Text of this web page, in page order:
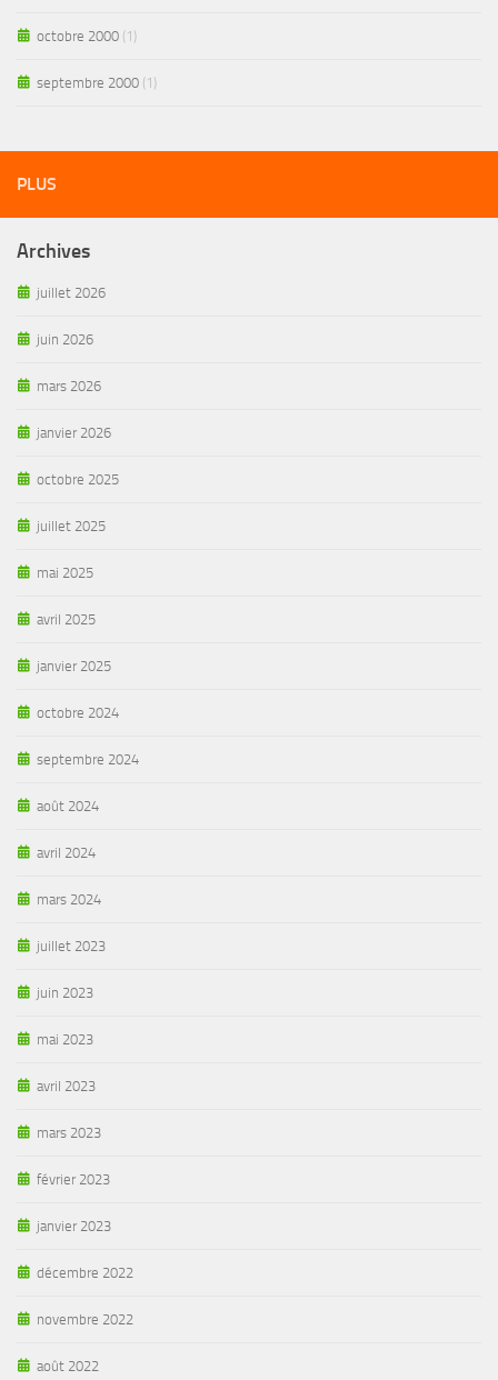
octobre 2000 (1)
septembre 2000 (1)
PLUS
Archives
juillet 2026
juin 2026
mars 2026
janvier 2026
octobre 2025
juillet 2025
mai 2025
avril 2025
janvier 2025
octobre 2024
septembre 2024
août 2024
avril 2024
mars 2024
juillet 2023
juin 2023
mai 2023
avril 2023
mars 2023
février 2023
janvier 2023
décembre 2022
novembre 2022
août 2022